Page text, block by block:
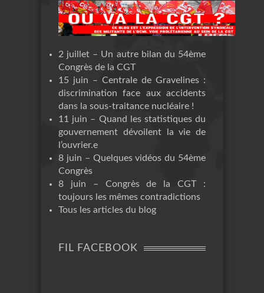
2 juillet – Un autre bilan du 54ème
Congrès de la CGT
15 juin – Centrale de Gravelines :
discrimination face aux accidents
dans la sous-traitance nucléaire !
11 juin – Quand les statistiques du
gouvernement dévoilent la vie de
l’ouvrier.e
8 juin – Quelques vidéos du 54ème
Congrès
8 juin – Congrès de la CGT :
toujours les mêmes contradictions
Tous les articles du blog
FIL FACEBOOK